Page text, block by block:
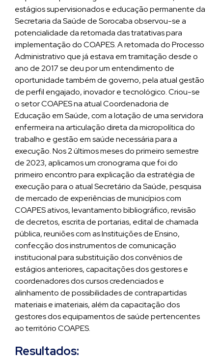
estágios supervisionados e educação permanente da
Secretaria da Saúde de Sorocaba observou-se a
potencialidade da retomada das tratativas para
implementação do COAPES. A retomada do Processo
Administrativo que já estava em tramitação desde o
ano de 2017 se deu por um entendimento de
oportunidade também de governo, pela atual gestão
de perfil engajado, inovador e tecnológico. Criou-se
o setor COAPES na atual Coordenadoria de
Educação em Saúde, com a lotação de uma servidora
enfermeira na articulação direta da micropolítica do
trabalho e gestão em saúde necessária para a
execução. Nos 2 últimos meses do primeiro semestre
de 2023, aplicamos um cronograma que foi do
primeiro encontro para explicação da estratégia de
execução para o atual Secretário da Saúde, pesquisa
de mercado de experiências de municípios com
COAPES ativos, levantamento bibliográfico, revisão
de decretos, escrita de portarias, edital de chamada
pública, reuniões com as Instituições de Ensino,
confecção dos instrumentos de comunicação
institucional para substituição dos convênios de
estágios anteriores, capacitações dos gestores e
coordenadores dos cursos credenciados e
alinhamento de possibilidades de contrapartidas
materiais e imateriais, além da capacitação dos
gestores dos equipamentos de saúde pertencentes
ao território COAPES.
Resultados: